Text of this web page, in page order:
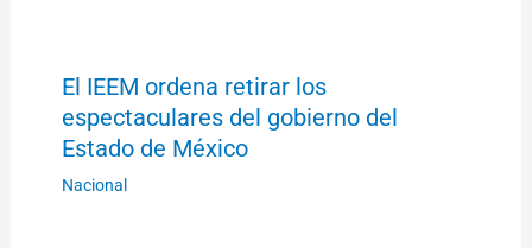
El IEEM ordena retirar los
espectaculares del gobierno del
Estado de México
Nacional